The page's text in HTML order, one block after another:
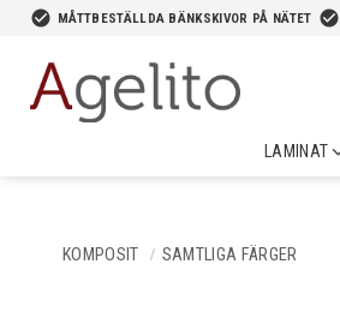
check_circle MÅTTBESTÄLLDA BÄNKSKIVOR PÅ NÄTET check_circle
LAMINAT
KOMPOSIT SAMTLIGA FÄRGER